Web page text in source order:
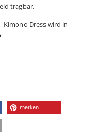
tragbar.
Kimono Dress wird in
merken